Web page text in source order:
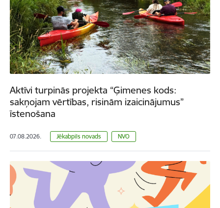
Aktīvi turpinās projekta “Ģimenes kods:
sakņojam vērtības, risinām izaicinājumus”
īstenošana
07.08.2026. Jēkabpils novads NVO